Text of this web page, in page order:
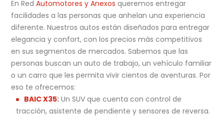
En RedAutomotores y Anexos queremos entregar
facilidades a las personas que anhelan una experiencia
diferente. Nuestros autos están diseñados para entregar
elegancia y confort, con los precios más competitivos
en sus segmentos de mercados. Sabemos que las
personas buscan un auto de trabajo, un vehículo familiar
o un carro que les permita vivir cientos de aventuras. Por
eso te ofrecemos:
BAIC X35: Un SUV que cuenta con control de
tracción, asistente de pendiente y sensores de reversa.